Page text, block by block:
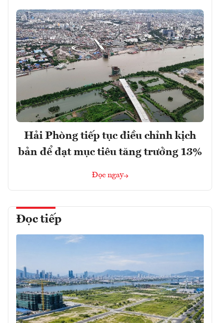
Hải Phòng tiếp tục điều chỉnh kịch
bản để đạt mục tiêu tăng trưởng 13%
Đọc ngay
Đọc tiếp